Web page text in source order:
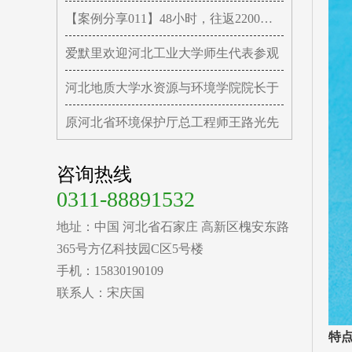
【案例分享011】48小时，往返2200公里
爱默里欢迎河北工业大学师生代表参观
河北地质大学水资源与环境学院院长于
原河北省环境保护厅总工程师王路光先
咨询热线
0311-88891532
地址：中国 河北省石家庄 高新区槐安东路
365号方亿科技园C区5号楼
手机：15830190109
联系人：宋庆国
特